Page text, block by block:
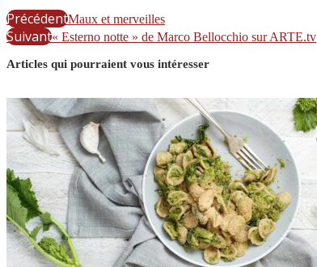
PrécédentMaux et merveilles
Suivant« Esterno notte » de Marco Bellocchio sur ARTE.tv
Articles qui pourraient vous intéresser